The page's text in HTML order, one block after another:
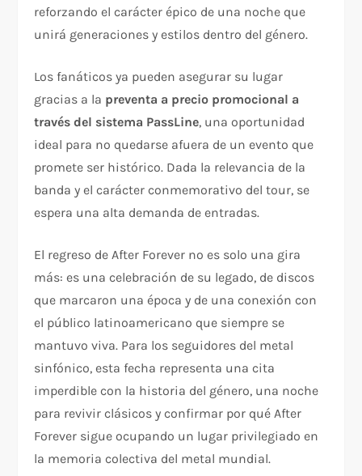
reforzando el carácter épico de una noche que
unirá generaciones y estilos dentro del género.
Los fanáticos ya pueden asegurar su lugar
gracias a la preventa a precio promocional a
través del sistema PassLine, una oportunidad
ideal para no quedarse afuera de un evento que
promete ser histórico. Dada la relevancia de la
banda y el carácter conmemorativo del tour, se
espera una alta demanda de entradas.
El regreso de After Forever no es solo una gira
más: es una celebración de su legado, de discos
que marcaron una época y de una conexión con
el público latinoamericano que siempre se
mantuvo viva. Para los seguidores del metal
sinfónico, esta fecha representa una cita
imperdible con la historia del género, una noche
para revivir clásicos y confirmar por qué After
Forever sigue ocupando un lugar privilegiado en
la memoria colectiva del metal mundial.